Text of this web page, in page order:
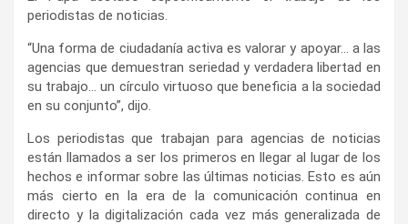
periodistas de noticias.
“Una forma de ciudadanía activa es valorar y apoyar… a las
agencias que demuestran seriedad y verdadera libertad en
su trabajo… un círculo virtuoso que beneficia a la sociedad
en su conjunto”, dijo.
Los periodistas que trabajan para agencias de noticias
están llamados a ser los primeros en llegar al lugar de los
hechos e informar sobre las últimas noticias. Esto es aún
más cierto en la era de la comunicación continua en
directo y la digitalización cada vez más generalizada de